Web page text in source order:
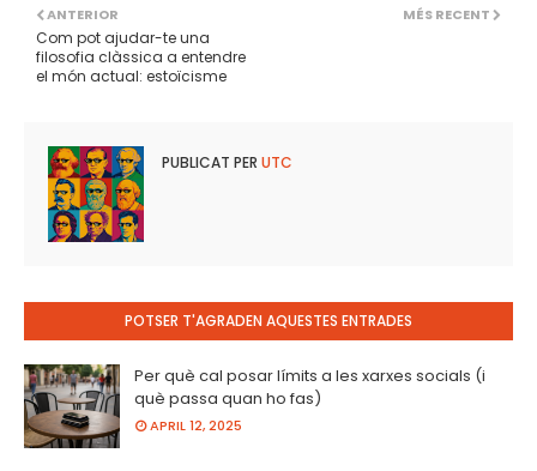
MÉS RECENT
ANTERIOR
Com pot ajudar-te una
filosofia clàssica a entendre
el món actual: estoïcisme
PUBLICAT PER UTC
POTSER T'AGRADEN AQUESTES ENTRADES
Per què cal posar límits a les xarxes socials (i
què passa quan ho fas)
APRIL 12, 2025